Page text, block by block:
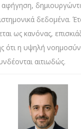
αφήγηση,
δεδομένα.
ως κανόνας,
ότι η υψηλή
αιτιωδώς.